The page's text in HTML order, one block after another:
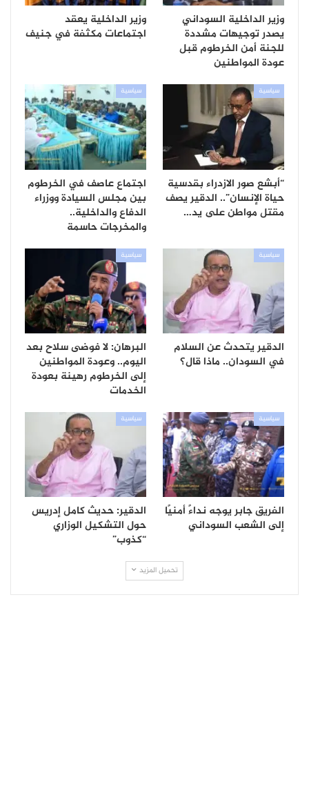
وزير الداخلية السوداني
يصدر توجيهات مشددة
للجنة أمن الخرطوم قبل
عودة المواطنين
وزير الداخلية يعقد
اجتماعات مكثفة في جنيف
سياسية
“أبشع صور الازدراء بقدسية
حياة الإنسان”.. الدقير يصف
مقتل مواطن على يد…
سياسية
اجتماع عاصف في الخرطوم
بين مجلس السيادة ووزراء
الدفاع والداخلية..
والمخرجات حاسمة
سياسية
الدقير يتحدث عن السلام
في السودان.. ماذا قال؟
سياسية
البرهان: لا فوضى سلاح بعد
اليوم.. وعودة المواطنين
إلى الخرطوم رهينة بعودة
الخدمات
سياسية
الفريق جابر يوجه نداءً أمنيًا
إلى الشعب السوداني
سياسية
الدقير: حديث كامل إدريس
حول التشكيل الوزاري
“كذوب”
تحميل المزيد